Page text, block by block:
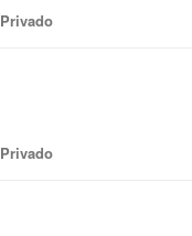
Privado
Privado